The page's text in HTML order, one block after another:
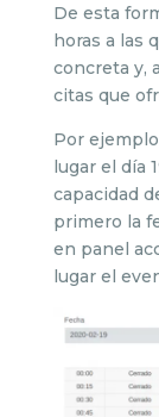
De esta
horas a las
concreta y,
citas que
Por
lugar el día
capacidad
primero la
en panel
lugar el